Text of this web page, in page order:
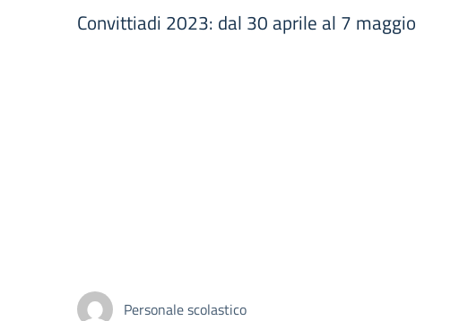
Convittiadi 2023: dal 30 aprile al 7 maggio
Personale scolastico